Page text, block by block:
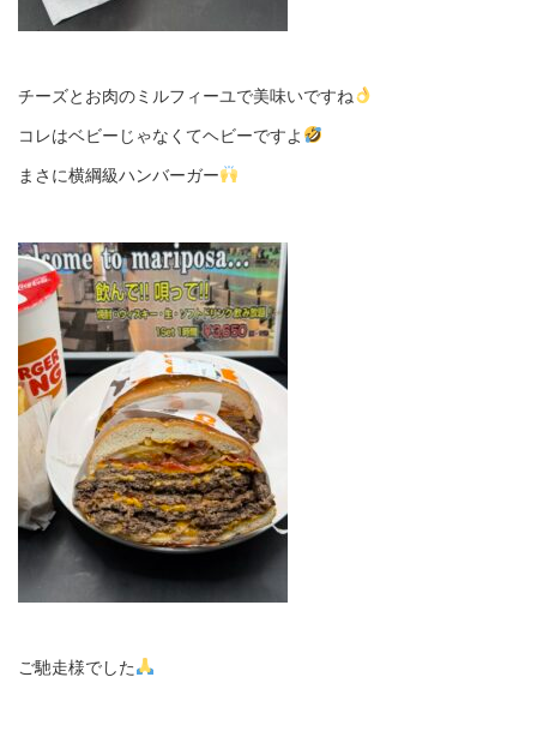
チーズとお肉のミルフィーユで美味いですね
コレはベビーじゃなくてヘビーですよ
まさに横綱級ハンバーガー
ご馳走様でした